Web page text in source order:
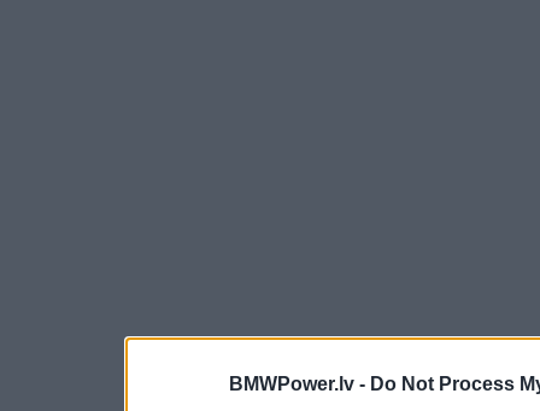
BMWPower.lv - Do Not Process